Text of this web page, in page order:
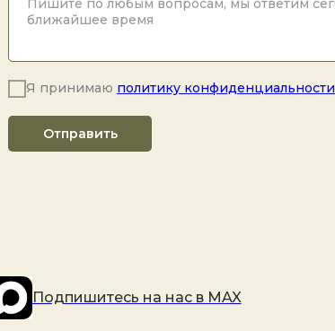
Я принимаю политику конфиденциальности
Отправить
Подпишитесь на наc в MAX